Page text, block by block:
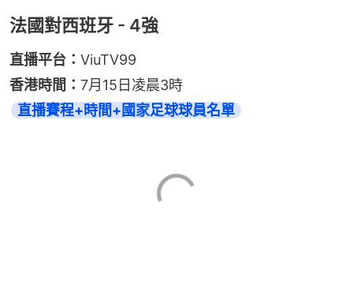
法國對西班牙 - 4強
直播平台： ViuTV99
香港時間： 7月15日凌晨3時
直播賽程+時間+國家足球球員名單